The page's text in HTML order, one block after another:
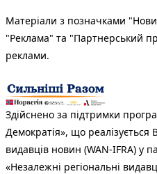
Матеріали з позначками
"Реклама" та "Партнерський
реклами.
Здійснено за підтримки
Демократія», що реалізується
видавців новин (WAN-IFRA) у
«Незалежні регіональні